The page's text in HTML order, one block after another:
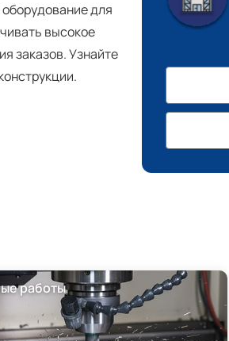
для
высокое
заказов. Узнайте
работы